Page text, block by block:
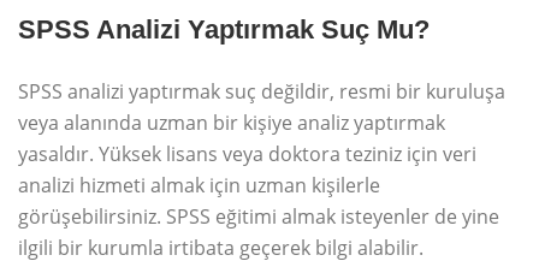
SPSS Analizi Yaptırmak Suç Mu?
SPSS analizi yaptırmak suç değildir, resmi bir kuruluşa
veya alanında uzman bir kişiye analiz yaptırmak
yasaldır. Yüksek lisans veya doktora teziniz için veri
analizi hizmeti almak için uzman kişilerle
görüşebilirsiniz. SPSS eğitimi almak isteyenler de yine
ilgili bir kurumla irtibata geçerek bilgi alabilir.